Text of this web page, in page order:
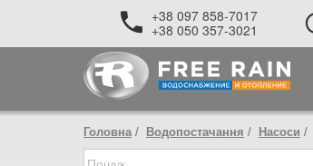
+38 097 858-7017
+38 050 357-3021
Головна Водопостачання Насоси